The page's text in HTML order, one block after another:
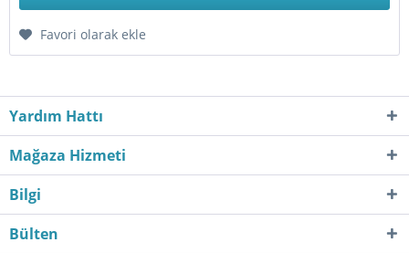
Favori olarak ekle
Yardım Hattı
Mağaza Hizmeti
Bilgi
Bülten